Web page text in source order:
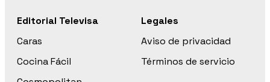
Editorial Televisa
Caras
Cocina Fácil
Legales
Aviso de privacidad
Términos de servicio